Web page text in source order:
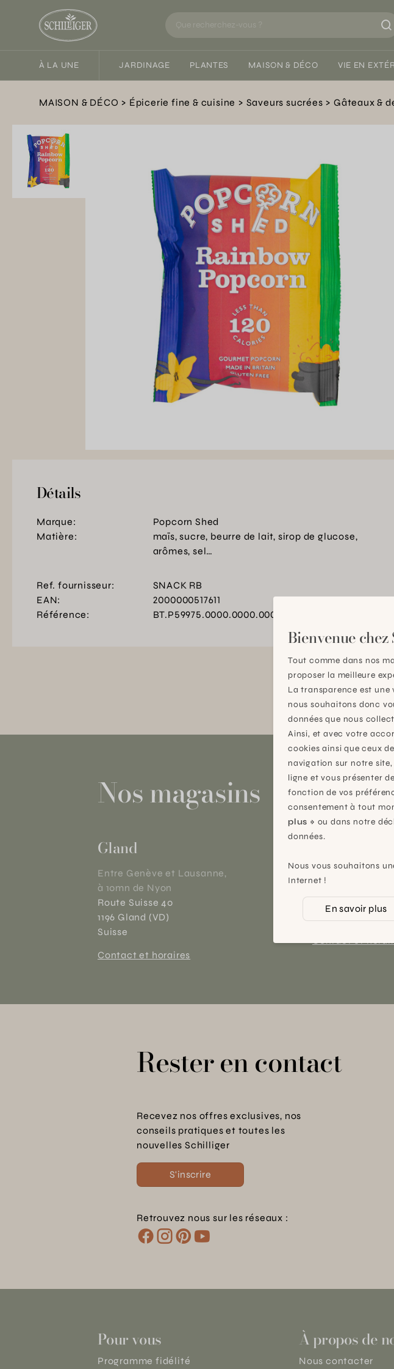
À LA UNE JARDINAGE PLANTES MAISON & DÉCO VIE EN
MAISON & DÉCO Épicerie fine & cuisine Saveurs sucrées Gâteaux &
Détails
Marque:
Popcorn Shed
Matière:
maïs, sucre, beurre de lait, sirop de glucose,
arômes, sel…
Ref. fournisseur:
SNACK RB
EAN:
2000000517611
Référence:
BT.P59975.0000.0000.0000
Nos magasins
Gland
Entre Genève et Lausanne,
à 10mn de Nyon
Route Suisse 40
1196 Gland (VD)
Suisse
Contact et horaires
À 15mn du
1228 Plan-les-
Contact et
Rester en contact
Recevez nos offres exclusives, nos
conseils pratiques et toutes les
nouvelles Schilliger
S'inscrire
Retrouvez nous sur les réseaux :
Pour vous
Programme fidélité
À propos de
Nous contacter
Bienvenue
Tout comme dans nos
proposer la meilleure
La transparence est
nous souhaitons donc
données que nous
Ainsi, et avec votre
cookies ainsi que ceux
navigation sur notre
ligne et vous présenter
fonction de vos
consentement à tout
plus » ou dans notre
données.
Nous vous souhaitons
Internet !
En savoir plus